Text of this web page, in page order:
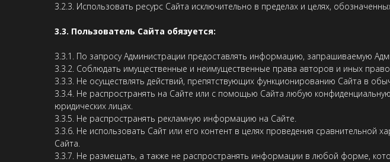
3.2.3. Использовать ресурс Сайта исключительно в пределах и целях,
3.3. Пользователь Сайта обязуется:
3.3.1. По запросу Администрации предоставлять информацию, запрашиваемую
3.3.2. Соблюдать имущественные и неимущественные права авторов и иных
3.3.3. Не осуществлять действий, препятствующих функционированию Сайта в
3.3.4. Не распространять на Сайте или с помощью Сайта любую
юридических лицах.
3.3.5. Не распространять рекламную информацию на Сайте.
3.3.6. Не использовать Сайт или его контент в целях проведения сравнительной
Сайта.
3.3.7. Не размещать, а также не распространять информации в любой форме,